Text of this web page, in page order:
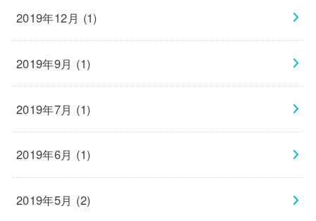
2019年12月 (1)
2019年9月 (1)
2019年7月 (1)
2019年6月 (1)
2019年5月 (2)